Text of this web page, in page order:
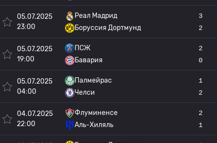
05.07.2025
23:00
Реал Мадрид
Боруссия Дортмунд
3
2
05.07.2025
19:00
ПСЖ
Бавария
2
0
05.07.2025
04:00
Палмейрас
Челси
1
2
04.07.2025
22:00
Флуминенсе
Аль-Хиляль
2
1